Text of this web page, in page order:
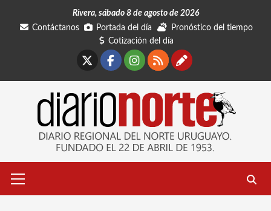
Rivera, sábado 8 de agosto de 2026
Contáctanos
Portada del día
Pronóstico del tiempo
Cotización del día
Facebook
Instagram
RSSContáctanos
primario